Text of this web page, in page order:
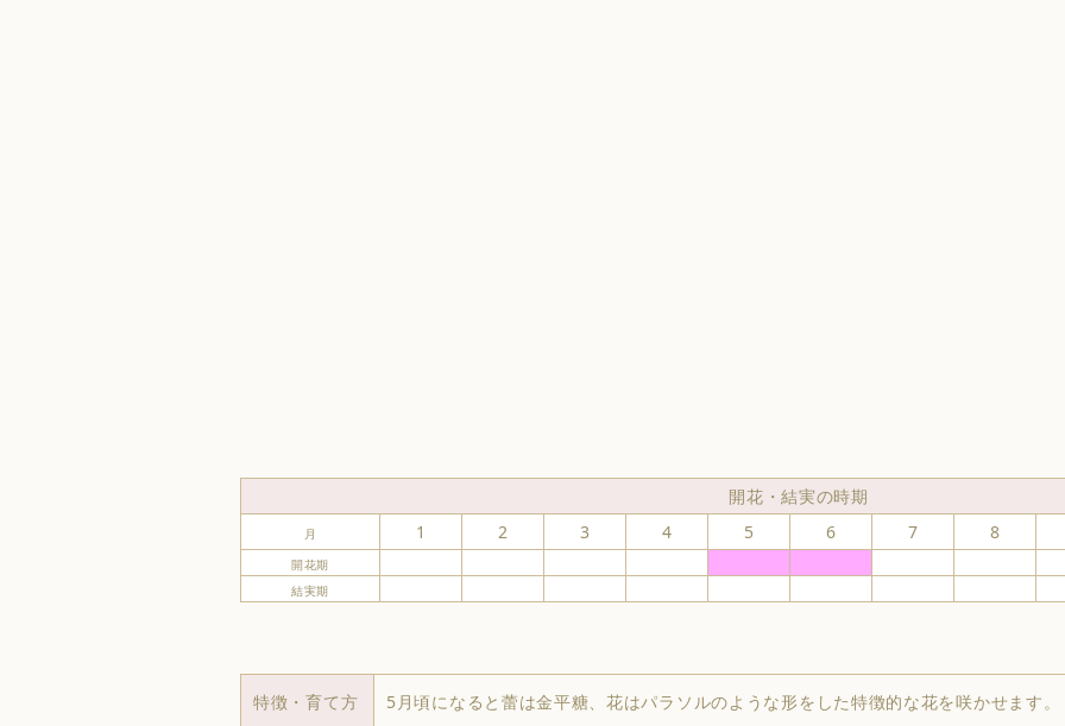
開花・結実の時期
月 1 2 3 4 5 6 7 8
開花期
結実期
特徴・育て方
5月頃になると蕾は金平糖、花はパラソルのような形をした特徴的な花を咲かせます。